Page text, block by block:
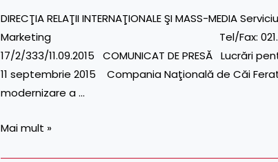
DIRECŢIA RELAŢII INTERNAŢIONALE ŞI MASS-MEDIA
Marketing Tel/Fax: 021.317.74.38; int
17/2/333/11.09.2015 COMUNICAT DE PRESĂ
11 septembrie 2015 Compania Naţională de Căi
modernizare a …
11.09.2015
Mai mult »